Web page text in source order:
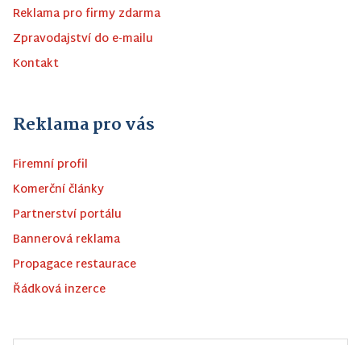
Reklama pro firmy zdarma
Zpravodajství do e-mailu
Kontakt
Reklama pro vás
Firemní profil
Komerční články
Partnerství portálu
Bannerová reklama
Propagace restaurace
Řádková inzerce